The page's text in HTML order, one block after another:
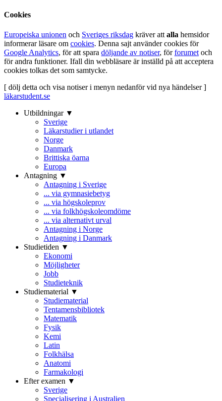
Cookies
Europeiska unionen och Sveriges riksdag kräver att alla hemsidor
informerar läsare om cookies. Denna sajt använder cookies för
Google Analytics, för att spara döljande av notiser, förforumet och
för andra funktioner. Ifall din webbläsare är inställd på att acceptera
cookies tolkas det som samtycke.
[ dölj detta och visa notiser i menyn nedanför vid nya händelser ]
läkarstudent.se
Utbildningar ▼
Sverige
Läkarstudier i utlandet
Norge
Danmark
Brittiska öarna
Europa
Antagning ▼
Antagning i Sverige
... via gymnasiebetyg
... via högskoleprov
... via folkhögskoleomdöme
... via alternativt urval
Antagning i Norge
Antagning i Danmark
Studietiden ▼
Ekonomi
Möjligheter
Jobb
Studieteknik
Studiematerial ▼
Studiematerial
Tentamensbibliotek
Matematik
Fysik
Kemi
Latin
Folkhälsa
Anatomi
Farmakologi
Efter examen ▼
Sverige
Specialisering i Australien